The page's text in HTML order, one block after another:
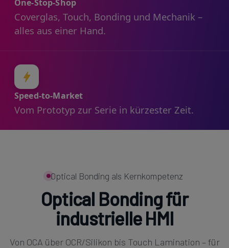
One-Stop-Shop
Coverglas, Touch, Bonding und Mechanik –
alles aus einer Hand.
Speed-to-Market
Vom Prototyp zur Serie in kürzester Zeit.
Optical Bonding als Kernkompetenz
Optical Bonding für
industrielle HMI
Von OCA über OCR/Silikon bis Touch Lamination – für